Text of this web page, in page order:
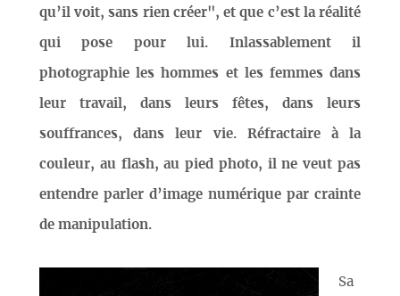
qu’il voit, sans rien créer", et que c’est la réalité
qui pose pour lui. Inlassablement il
photographie les hommes et les femmes dans
leur travail, dans leurs fêtes, dans leurs
souffrances, dans leur vie. Réfractaire à la
couleur, au flash, au pied photo, il ne veut pas
entendre parler d’image numérique par crainte
de manipulation.
Sa